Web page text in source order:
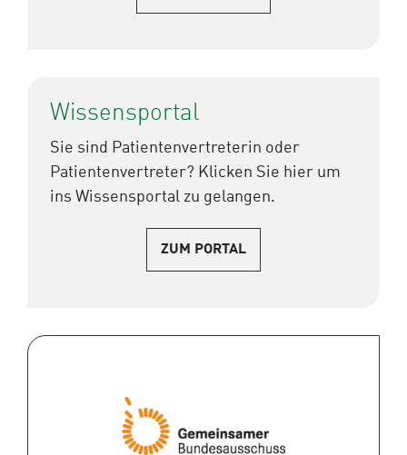
Wissensportal
Sie sind Patientenvertreterin oder
Patientenvertreter? Klicken Sie hier um
ins Wissensportal zu gelangen.
ZUM PORTAL